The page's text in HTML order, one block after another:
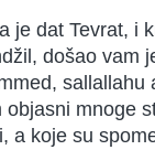
je dat Tevrat, i
došao vam
sallallahu
objasni mnoge
a koje su